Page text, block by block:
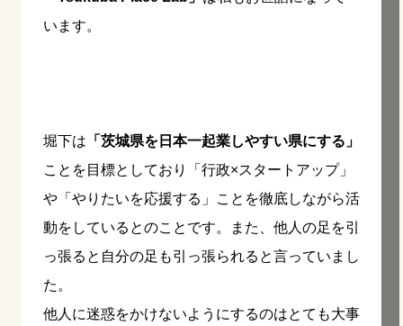
います。
堀下は 「茨城県を日本一起業しやすい県にする」
ことを目標としており「行政×スタートアップ」
や「やりたいを応援する」ことを徹底しながら活
動をしているとのことです。また、他人の足を引
っ張ると自分の足も引っ張られると言っていまし
た。
他人に迷惑をかけないようにするのはとても大事